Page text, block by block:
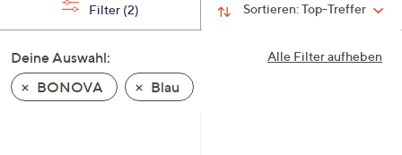
oben
und
nach
Sortieren:Top-Treffer
Filter (2)
Alle Filter aufheben
Deine Auswahl:
BONOVA
Blau